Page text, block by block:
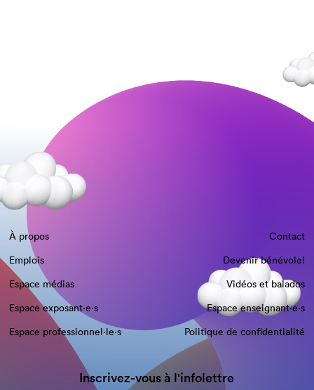
À propos
Contact
Emplois
Devenir bénévole!
Espace médias
Vidéos et balados
Espace exposant·e⋅s
Espace enseignant·e⋅s
Espace professionnel·le⋅s
Politique de confidentialité
Inscrivez-vous à l'infolettre